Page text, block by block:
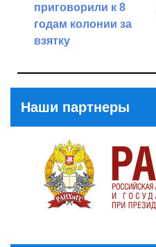
приговорили к 8
годам колонии за
взятку
Наши партнеры